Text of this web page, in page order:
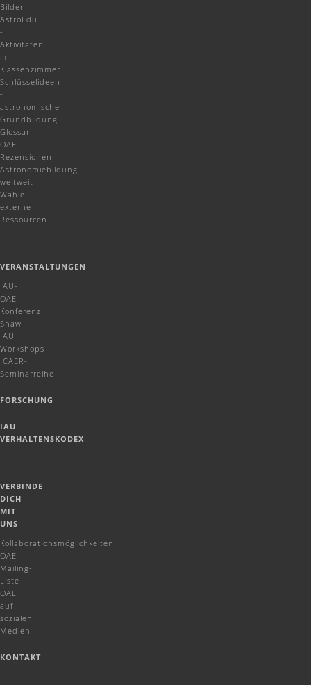
Bilder
AstroEdu
-
Aktivitäten
im
Klassenzimmer
Schlüsselideen
-
astronomische
Grundbildung
Glossar
OAE
Rezensionen
Astronomiebildung
weltweit
Wähle
externe
Ressourcen
VERANSTALTUNGEN
IAU-
OAE-
Konferenz
Shaw-
IAU
Workshops
ICAER-
Seminarreihe
FORSCHUNG
IAU
VERHALTENSKODEX
VERBINDE
DICH
MIT
UNS
Kollaborationsmöglichkeiten
OAE
Mailing-
Liste
OAE
auf
sozialen
Medien
KONTAKT